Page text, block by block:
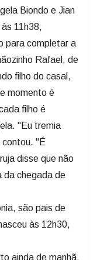
Biondo e Jian
11h38,
para completar a
Rafael, de
filho do casal,
momento é
filho é
"Eu tremia
contou. "É
disse que não
da chegada de
são pais de
às 12h30,
ainda de manhã,